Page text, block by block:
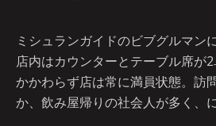
ミシュランガイドのビブグルマン
店内はカウンターとテーブル席が
かかわらず店は常に満員状態。訪
か、飲み屋帰りの社会人が多く、